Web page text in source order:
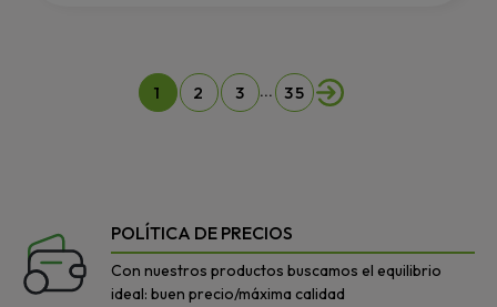
1 2 3 … 35
POLÍTICA DE PRECIOS
Con nuestros productos buscamos el equilibrio
ideal: buen precio/máxima calidad